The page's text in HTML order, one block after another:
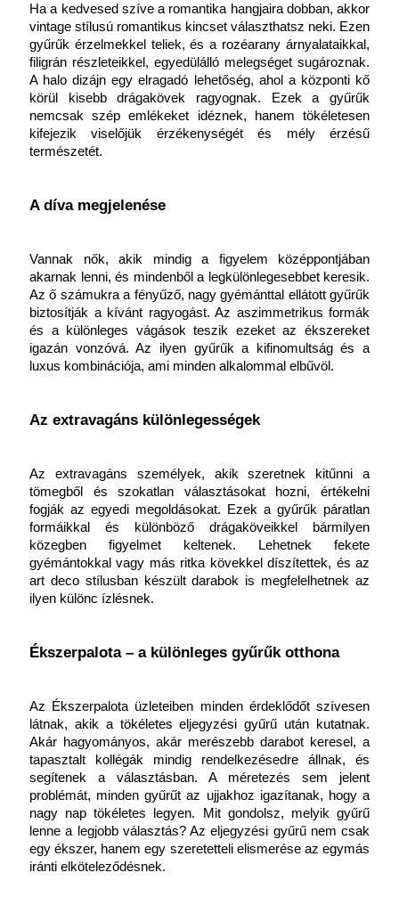
Ha a kedvesed szíve a romantika hangjaira dobban, akkor
vintage stílusú romantikus kincset választhatsz neki. Ezen
gyűrűk érzelmekkel teliek, és a rozéarany árnyalataikkal,
filigrán részleteikkel, egyedülálló melegséget sugároznak.
A halo dizájn egy elragadó lehetőség, ahol a központi kő
körül kisebb drágakövek ragyognak. Ezek a gyűrűk
nemcsak szép emlékeket idéznek, hanem tökéletesen
kifejezik viselőjük érzékenységét és mély érzésű
természetét.
A díva megjelenése
Vannak nők, akik mindig a figyelem középpontjában
akarnak lenni, és mindenből a legkülönlegesebbet keresik.
Az ő számukra a fényűző, nagy gyémánttal ellátott gyűrűk
biztosítják a kívánt ragyogást. Az aszimmetrikus formák
és a különleges vágások teszik ezeket az ékszereket
igazán vonzóvá. Az ilyen gyűrűk a kifinomultság és a
luxus kombinációja, ami minden alkalommal elbűvöl.
Az extravagáns különlegességek
Az extravagáns személyek, akik szeretnek kitűnni a
tömegből és szokatlan választásokat hozni, értékelni
fogják az egyedi megoldásokat. Ezek a gyűrűk páratlan
formáikkal és különböző drágaköveikkel bármilyen
közegben figyelmet keltenek. Lehetnek fekete
gyémántokkal vagy más ritka kövekkel díszítettek, és az
art deco stílusban készült darabok is megfelelhetnek az
ilyen különc ízlésnek.
Ékszerpalota – a különleges gyűrűk otthona
Az
Ékszerpalota üzleteiben minden érdeklődőt szívesen
látnak, akik a tökéletes eljegyzési gyűrű után kutatnak.
Akár hagyományos, akár merészebb darabot keresel, a
tapasztalt kollégák mindig rendelkezésedre állnak, és
segítenek a választásban. A méretezés sem jelent
problémát, minden gyűrűt az ujjakhoz igazítanak, hogy a
nagy nap tökéletes legyen. Mit gondolsz, melyik gyűrű
lenne a legjobb választás? Az eljegyzési gyűrű nem csak
egy ékszer, hanem egy szeretetteli elismerése az egymás
iránti elköteleződésnek.